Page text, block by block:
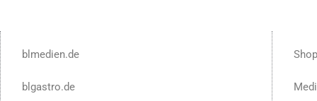
blmedien.de
blgastro.de
Shop